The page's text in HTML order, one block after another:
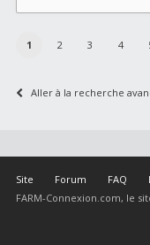
1 2 3 4
Aller à la recherche
Site Forum FAQ
FARM-Connexion.com, le